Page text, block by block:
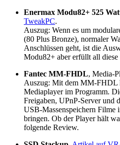
Enermax Modu82+ 525
TweakPC.
Auszug: Wenn es um
(80 Plus Bronze), normaler
Anschlüssen geht, ist die
Modu82+ aber erfüllt all
Fantec MM-FHDL, Media-
Auszug: Mit dem MM-FHDL
Mediaplayer im Programm.
Freigaben, UPnP-Server und
USB-Massenspeichern Filme
bringen. Ob der Player hält
folgende Review.